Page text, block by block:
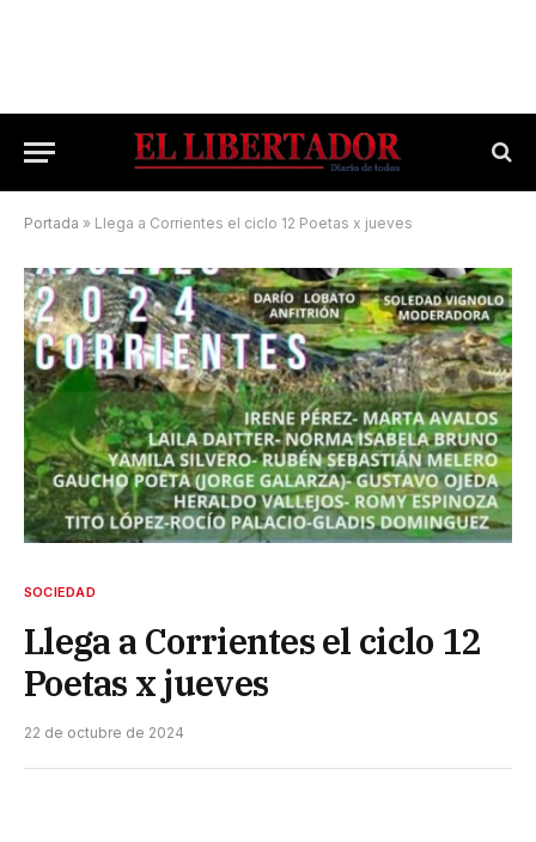
Portada » Llega a Corrientes el ciclo 12 Poetas x jueves
SOCIEDAD
Llega a Corrientes el ciclo 12
Poetas x jueves
22 de octubre de 2024